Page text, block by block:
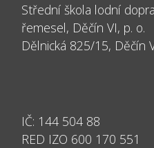
Střední škola lodní
řemesel, Děčín VI, p. o.
Dělnická 825/15, Děčín
IČ: 144 504 88
RED IZO 600 170 551